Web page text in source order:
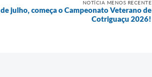
NOTÍCIA MENOS RECENTE
julho, começa o Campeonato Veterano de
Cotriguaçu 2026!